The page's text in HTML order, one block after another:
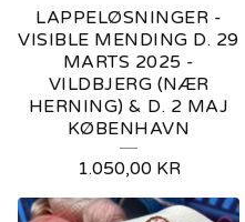
LAPPELØSNINGER -
VISIBLE MENDING D. 29
MARTS 2025 -
VILDBJERG (NÆR
HERNING) & D. 2 MAJ
KØBENHAVN
1.050,00 KR